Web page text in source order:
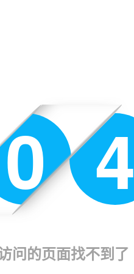
0 4
问的页面找不到了